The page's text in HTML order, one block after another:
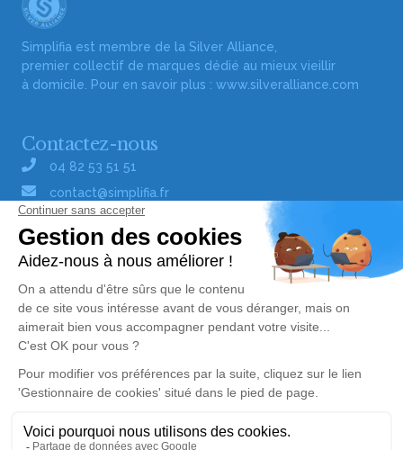
Simplifia est membre de la Silver Alliance,
premier collectif de marques dédié au mieux vieillir
à domicile. Pour en savoir plus : www.silveralliance.com
Contactez-nous
04 82 53 51 51
contact@simplifia.fr
Réseaux sociaux
Liens utiles
Publier un avis de décès
Signaler un abus/une erreur
Consultez nos offres d'emploi